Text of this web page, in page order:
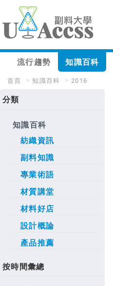
流行趨勢 知識百科
首頁 > 知識百科 > 2016
分類
知識百科
紡織資訊
副料知識
專業術語
材質講堂
材料好店
設計概論
產品推薦
按時間彙總